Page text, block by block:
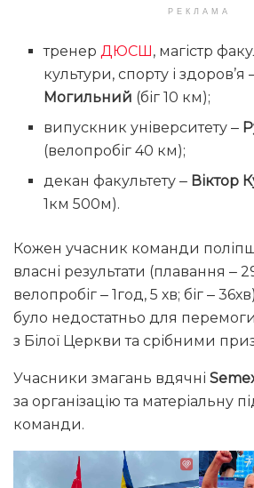
РЕКЛАМА
тренерДЮСШ , магістр
культури, спорту і здоров’я
Могильний (біг 10 км);
випускник університету ‒
(велопробіг 40 км);
декан факультету ‒ Віктор
1км 500м).
Кожен учасник команди
власні результати (плавання ‒
велопробіг ‒ 1год, 5 хв; біг ‒
було недостатньо для
з Білої Церкви та срібними
Учасники змагань вдячні
за організацію та матеріальну
команди.